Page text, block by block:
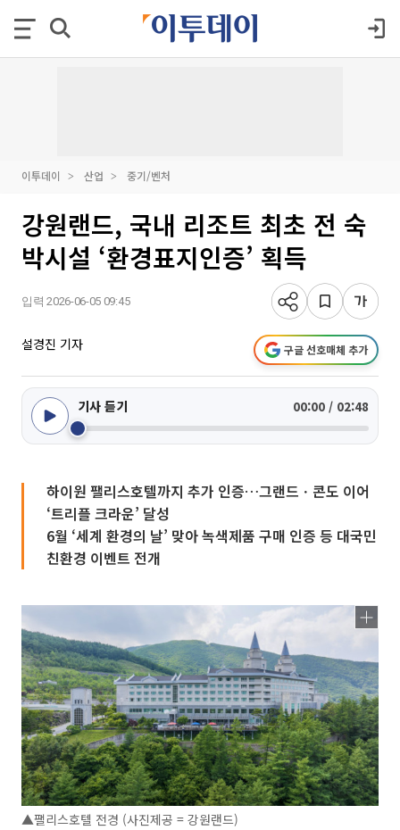
이투데이 산업 중기/벤처
강원랜드, 국내 리조트 최초 전 숙
박시설 ‘환경표지인증’ 획득
입력 2026-06-05 09:45
설경진 기자 구글 선호매체 추가
기사 듣기 00:00 / 02:48
하이원 팰리스호텔까지 추가 인증…그랜드ㆍ콘도 이어
‘트리플 크라운’ 달성
6월 ‘세계 환경의 날’ 맞아 녹색제품 구매 인증 등 대국민
친환경 이벤트 전개
▲팰리스호텔 전경 (사진제공 = 강원랜드)